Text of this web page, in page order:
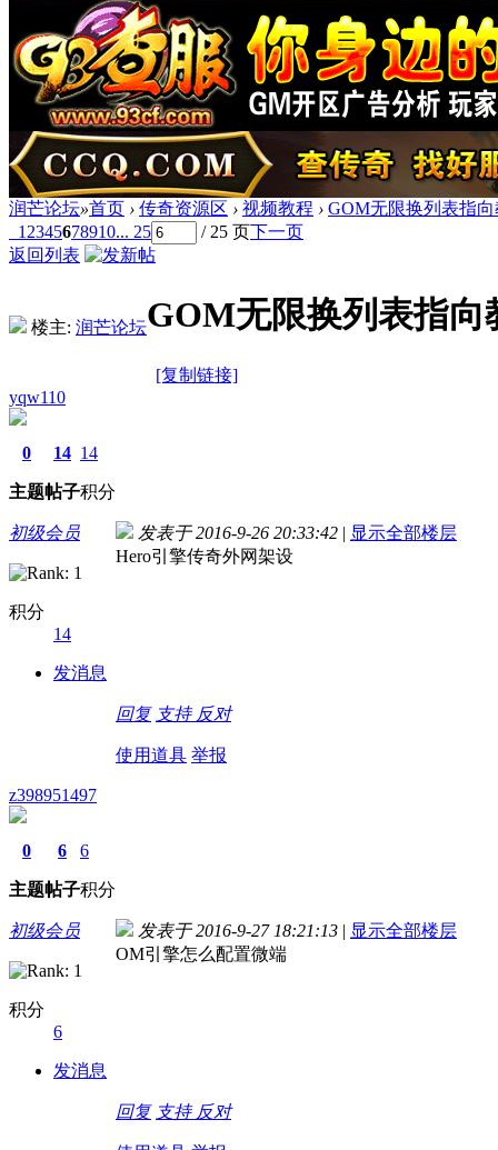
润芒论坛»首页 › 传奇资源区 › 视频教程 › GOM无限换列表指
1 2345678910... 25 / 25 页下一页
返回列表
楼主: 润芒论坛GOM无限换列表指
[复制链接]
yqw110
0
主题
14
帖子
14
积分
初级会员
积分
14
发消息
发表于 2016-9-26 20:33:42 | 显示全部楼层
Hero引擎传奇外网架设
回复 支持 反对
使用道具 举报
z398951497
0
主题
6
帖子
6
积分
初级会员
积分
6
发消息
发表于 2016-9-27 18:21:13 | 显示全部楼层
OM引擎怎么配置微端
回复 支持 反对